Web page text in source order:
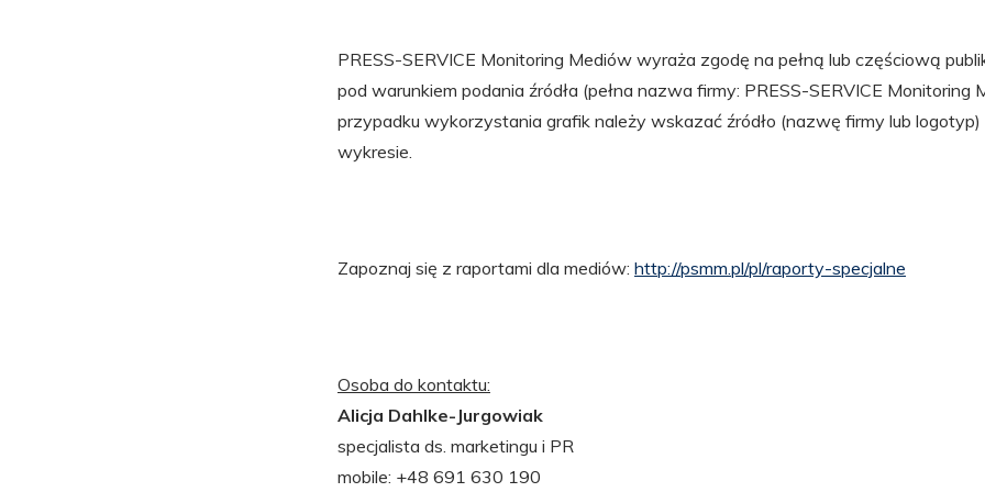
PRESS-SERVICE Monitoring Mediów wyraża zgodę na pełną lub częściową
pod warunkiem podania źródła (pełna nazwa firmy: PRESS-SERVICE Monitoring
przypadku wykorzystania grafik należy wskazać źródło (nazwę firmy lub
wykresie.
Zapoznaj się z raportami dla mediów: http://psmm.pl/pl/raporty-specjalne
Osoba do kontaktu:
Alicja Dahlke-Jurgowiak
specjalista ds. marketingu i PR
mobile: +48 691 630 190